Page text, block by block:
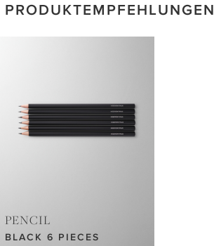
PRODUKTEMPFEHLUNGEN
PENCIL
BLACK 6 PIECES